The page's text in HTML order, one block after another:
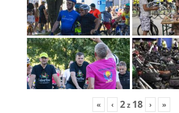
« ‹ 2z 18 › »